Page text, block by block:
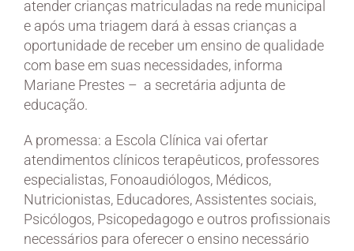
atender crianças matriculadas na rede municipal
e após uma triagem dará à essas crianças a
oportunidade de receber um ensino de qualidade
com base em suas necessidades, informa
Mariane Prestes – a secretária adjunta de
educação.
A promessa: a Escola Clínica vai ofertar
atendimentos clínicos terapêuticos, professores
especialistas, Fonoaudiólogos, Médicos,
Nutricionistas, Educadores, Assistentes sociais,
Psicólogos, Psicopedagogo e outros profissionais
necessários para oferecer o ensino necessário